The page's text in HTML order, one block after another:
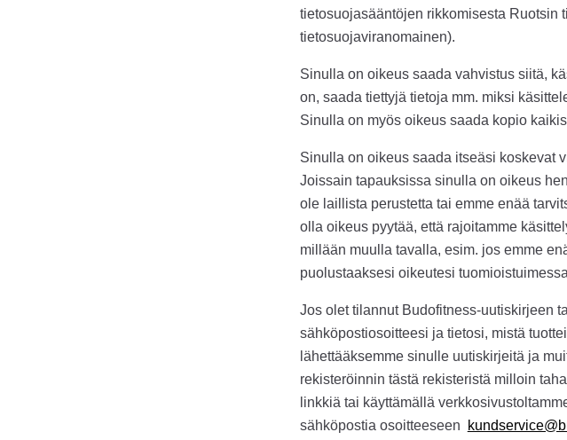
tietosuojasääntöjen rikkomisesta Ruotsin
tietosuojaviranomainen).
Sinulla on oikeus saada vahvistus siitä,
on, saada tiettyjä tietoja mm. miksi
Sinulla on myös oikeus saada kopio
Sinulla on oikeus saada itseäsi koskevat
Joissain tapauksissa sinulla on oikeus
ole laillista perustetta tai emme enää
olla oikeus pyytää, että rajoitamme
millään muulla tavalla, esim. jos emme
puolustaaksesi oikeutesi
Jos olet tilannut Budofitness-uutiskirjeen
sähköpostiosoitteesi ja tietosi, mistä
lähettääksemme sinulle uutiskirjeitä ja
rekisteröinnin tästä rekisteristä milloin
linkkiä tai käyttämällä
sähköpostia osoitteeseen